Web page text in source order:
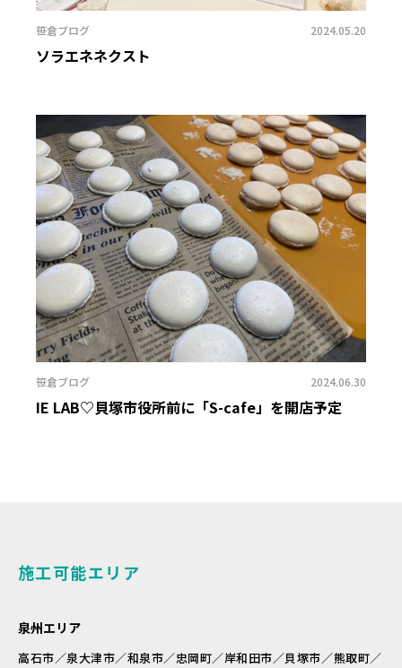
笹倉ブログ 2024.05.20
ソラエネネクスト
笹倉ブログ 2024.06.30
IE LAB♡貝塚市役所前に「S-cafe」を開店予定
施工可能エリア
泉州エリア
高石市／泉大津市／和泉市／忠岡町／岸和田市／貝塚市／熊取町／